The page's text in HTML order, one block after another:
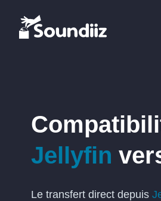
Jellyfin
Le transfert direct depuis